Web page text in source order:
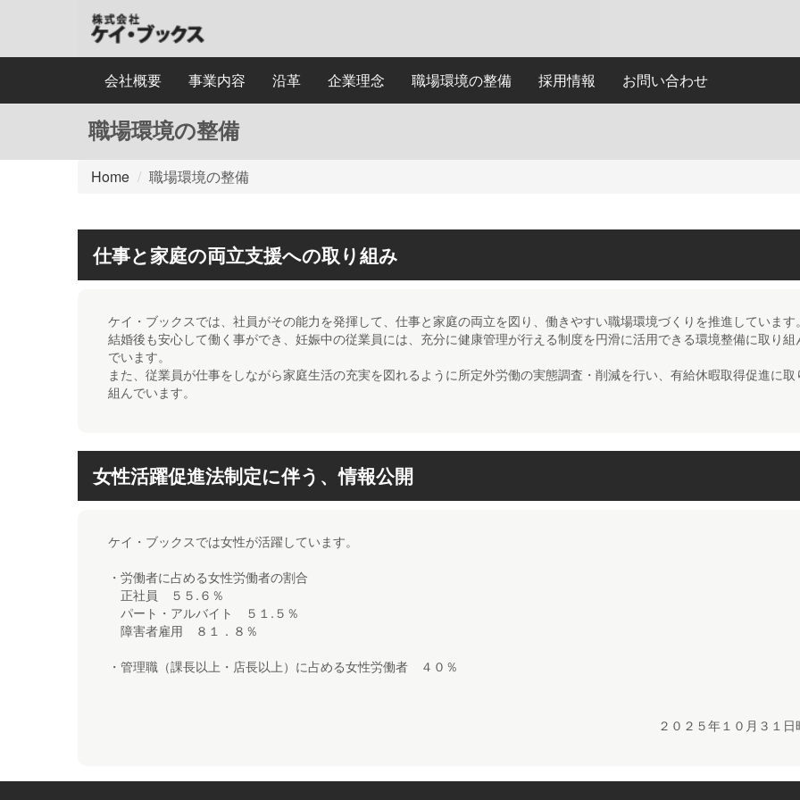
会社概要 事業内容 沿革 企業理念 職場環境の整備 採用情報 お問い合わせ
職場環境の整備
Home 職場環境の整備
仕事と家庭の両立支援への取り組み
ケイ・ブックスでは、社員がその能力を発揮して、仕事と家庭の両立を図り、働きやすい職場環境づくりを推進しています
結婚後も安心して働く事ができ、妊娠中の従業員には、充分に健康管理が行える制度を円滑に活用できる環境整備に取り組
でいます。
また、従業員が仕事をしながら家庭生活の充実を図れるように所定外労働の実態調査・削減を行い、有給休暇取得促進に取
組んでいます。
女性活躍促進法制定に伴う、情報公開
ケイ・ブックスでは女性が活躍しています。
・労働者に占める女性労働者の割合
正社員 ５５.６％
パート・アルバイト ５１.５％
障害者雇用 ８１．８％
・管理職（課長以上・店長以上）に占める女性労働者 ４０％
２０２５年１０月３１日